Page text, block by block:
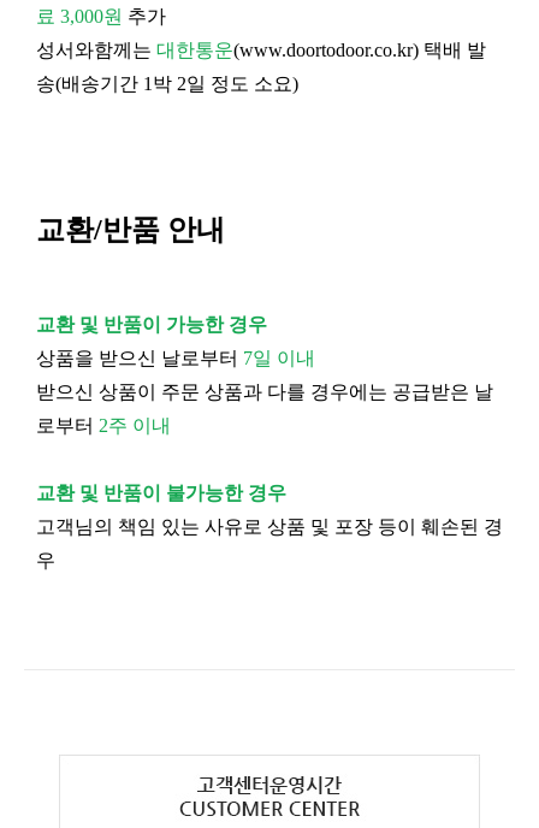
료 3,000원 추가
성서와함께는 대한통운(www.doortodoor.co.kr) 택배 발
송(배송기간 1박 2일 정도 소요)
교환/반품 안내
교환 및 반품이 가능한 경우
상품을 받으신 날로부터 7일 이내
받으신 상품이 주문 상품과 다를 경우에는 공급받은 날
로부터 2주 이내
교환 및 반품이 불가능한 경우
고객님의 책임 있는 사유로 상품 및 포장 등이 훼손된 경
우